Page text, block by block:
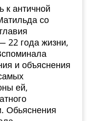
к античной
со
22 года жизни,
и объяснения
ей,
Обьяснения